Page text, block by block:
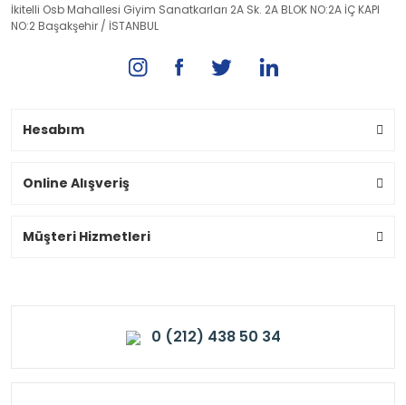
İkitelli Osb Mahallesi Giyim Sanatkarları 2A Sk. 2A BLOK NO:2A İÇ KAPI
NO:2 Başakşehir / İSTANBUL
Hesabım
Online Alışveriş
Müşteri Hizmetleri
0 (212) 438 50 34